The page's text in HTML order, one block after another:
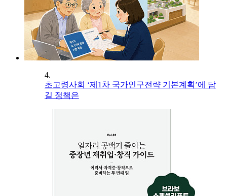
4.
초고령사회 ‘제1차 국가인구전략 기본계획’에 담
길 정책은